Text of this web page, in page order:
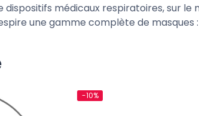
médicaux respiratoires, sur le
une gamme complète de masques
-10%